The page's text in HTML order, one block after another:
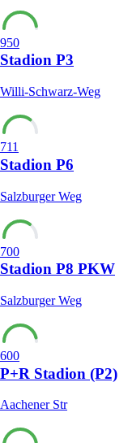
950
Stadion P3
Willi-Schwarz-Weg
711
Stadion P6
Salzburger Weg
700
Stadion P8 PKW
Salzburger Weg
600
P+R Stadion (P2)
Aachener Str